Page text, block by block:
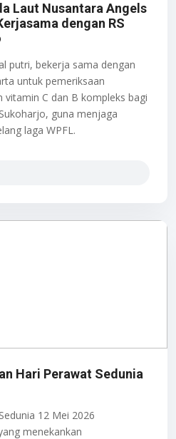
Laut Nusantara Angels
dengan RS
putri, bekerja sama dengan
untuk pemeriksaan
vitamin C dan B kompleks bagi
guna menjaga
laga WPFL.
Hari Perawat Sedunia
12 Mei 2026
menekankan